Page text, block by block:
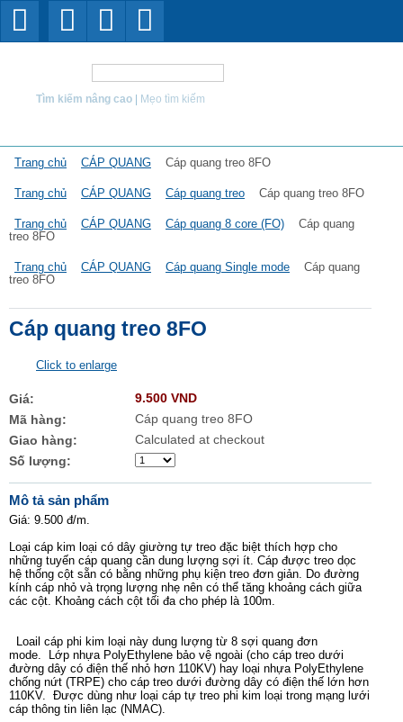
Tìm kiếm nâng cao| Mẹo tìm kiếm
Trang chủ CÁP QUANG Cáp quang treo 8FO
Trang chủ CÁP QUANG Cáp quang treo Cáp quang treo 8FO
Trang chủ CÁP QUANG Cáp quang 8 core (FO)
Cáp quang
treo 8FO
Trang chủ CÁP QUANG Cáp quang Single mode
Cáp quang
treo 8FO
Cáp quang treo 8FO
Click to enlarge
Giá:
9.500 VND
Mã hàng:
Cáp quang treo 8FO
Giao hàng:
Calculated at checkout
Số lượng:
Mô tả sản phẩm
Giá: 9.500 đ/m.
Loại cáp kim loại có dây giường tự treo đặc biệt thích hợp cho
những tuyến cáp quang cần dung lượng sợi ít. Cáp được treo dọc
hệ thống cột sẵn có bằng những phụ kiện treo đơn giản. Do đường
kính cáp nhỏ và trọng lượng nhẹ nên có thể tăng khoảng cách giữa
các cột. Khoảng cách cột tối đa cho phép là 100m.
Loail cáp phi kim loại này dung lượng từ 8 sợi quang đơn
mode. Lớp nhựa PolyEthylene bảo vệ ngoài (cho cáp treo dưới
đường dây có điện thế nhỏ hơn 110KV) hay loại nhựa PolyEthylene
chống nứt (TRPE) cho cáp treo dưới đường dây có điện thế lớn hơn
110KV. Được dùng như loại cáp tự treo phi kim loại trong mạng lưới
cáp thông tin liên lạc (NMAC).